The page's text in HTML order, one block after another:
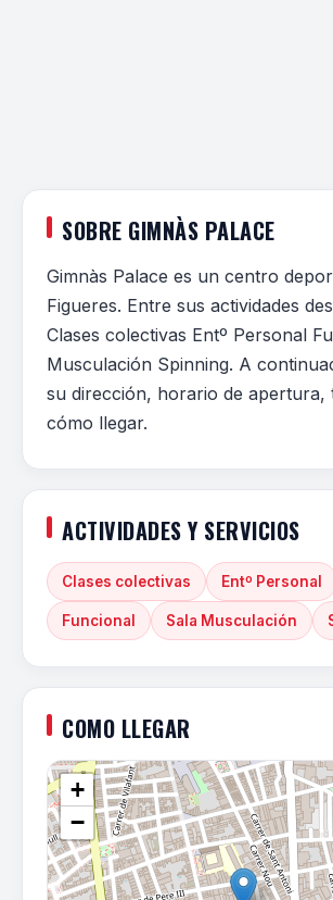
SOBRE GIMNÀS PALACE
Gimnàs Palace es un centro
Figueres. Entre sus actividades
Clases colectivas Entº Personal
Musculación Spinning. A
su dirección, horario de apertura,
cómo llegar.
ACTIVIDADES Y SERVICIOS
Clases colectivas Entº Personal
Funcional Sala Musculación
COMO LLEGAR
+
−